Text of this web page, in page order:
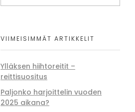
VIIMEISIMMÄT ARTIKKELIT
Ylläksen hiihtoreitit –
reittisuositus
Paljonko harjoittelin vuoden
2025 aikana?